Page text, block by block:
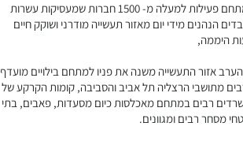
כיום במתחם פעילות למעלה מ- 1500 חברות שמעסיקות עשרות
הנהנים מידי יום מאזור תעשייה מודרני ושוקק חיים
היממה,
אזור התעשייה משנה את פניו למתחם בילויים מועדף
מתושבי הרצליה תל אביב והסביבה, קומות הקרקע של
רבים במתחם מאכלסות כיום מסעדות, פאבים, בתי
מסחר רבים ומגוונים.